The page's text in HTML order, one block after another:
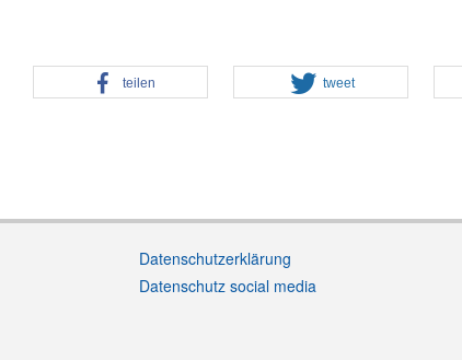
teilen tweet
Datenschutzerklärung
Datenschutz social media